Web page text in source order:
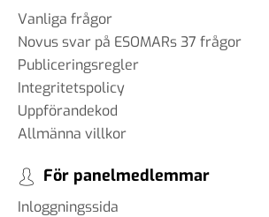
Vanliga frågor
Novus svar på ESOMARs 37 frågor
Publiceringsregler
Integritetspolicy
Uppförandekod
Allmänna villkor
För panelmedlemmar
Inloggningssida